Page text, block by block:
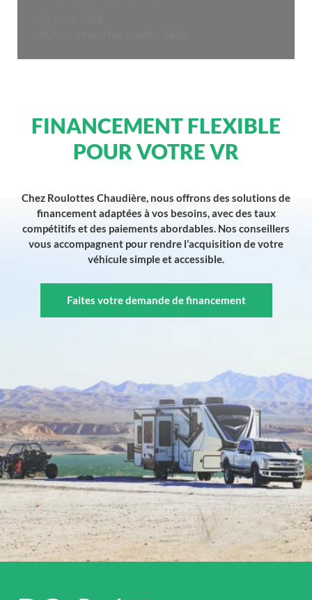
FINANCEMENT FLEXIBLE
POUR VOTRE VR
Chez Roulottes Chaudière, nous offrons des solutions de
financement adaptées à vos besoins, avec des taux
compétitifs et des paiements abordables. Nos conseillers
vous accompagnent pour rendre l’acquisition de votre
véhicule simple et accessible.
Faites votre demande de financement